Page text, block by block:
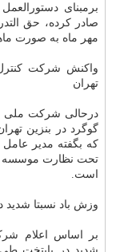
برمبنای
صادر كرده، حق
مهر ماه به صورت
واكنش شركت كنترل
تهران
درحالی شركت ملی
گوگرد در بنزین
كه بگفته مدیر
تحت نظارت موسسه
است.
وزش باد نسبتا شدید
بر اساس اعلام